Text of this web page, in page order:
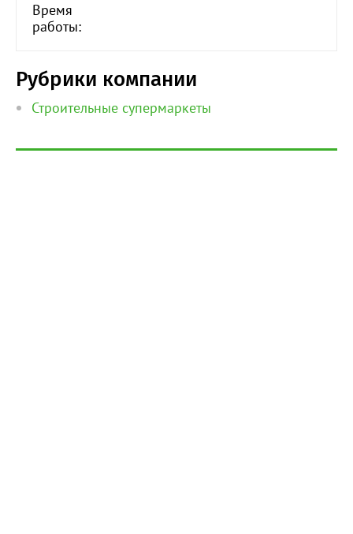
Время
работы:
Рубрики компании
Строительные супермаркеты